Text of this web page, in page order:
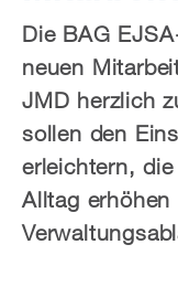
Die BAG
neuen
JMD herzlich
sollen den
erleichtern,
Alltag